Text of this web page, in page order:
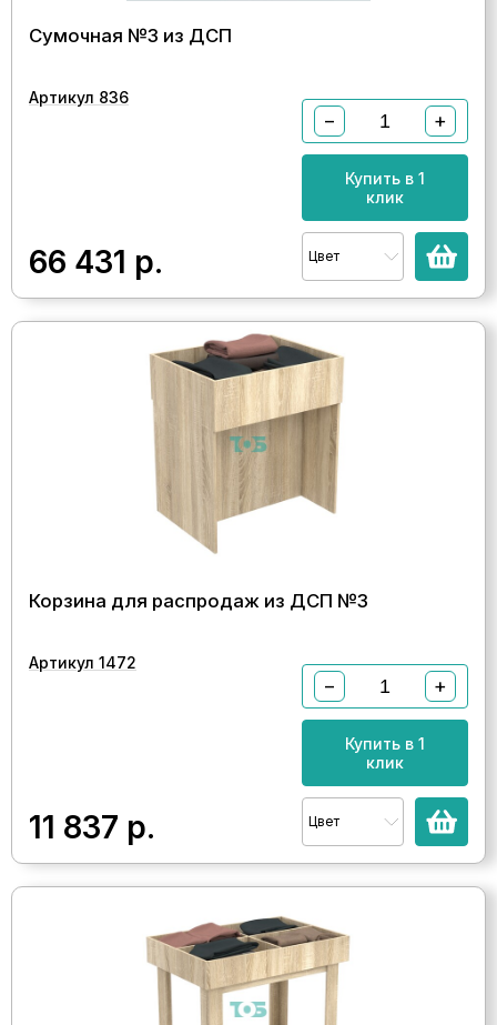
Сумочная №3 из ДСП
Артикул 836
66 431 р.
− +
Купить в 1
клик
Цвет
Корзина для распродаж из ДСП №3
Артикул 1472
11 837 р.
− +
Купить в 1
клик
Цвет